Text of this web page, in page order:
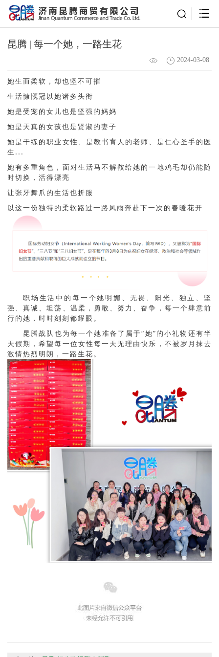
昆腾 | 每一个她，一路生花
2024-03-08
她生而柔软，却也坚不可摧
生活慷慨冠以她诸多头衔
她是受宠的女儿也是坚强的妈妈
她是天真的女孩也是贤淑的妻子
她是干练的职业女性、是教书育人的老师、是仁心圣手的医
生...
她有多重角色，面对生活马不解鞍给她的一地鸡毛却仍能随
时切换，活得漂亮
让张牙舞爪的生活也折服
以这一份独特的柔软路过一路风雨奔赴下一次的春暖花开
职场生活中的每一个她明媚、无畏、阳光、独立、坚
强、真诚、坦荡、温柔，勇敢、努力、奋争，每一个肆意前
行的她，时时刻刻都耀眼。
昆腾战队也为每一个她准备了属于“她”的小礼物还有半
天假期，希望每一位女性每一天无理由快乐，不被岁月抹去
激情热烈明朗，一路生花。